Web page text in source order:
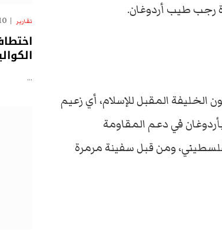
رجب طيب أردوغان.
المقبل للإسلام، أي زعيم
في دعم المقاومة
ومن قبل سفينة مرمرة
تقارير 10
…